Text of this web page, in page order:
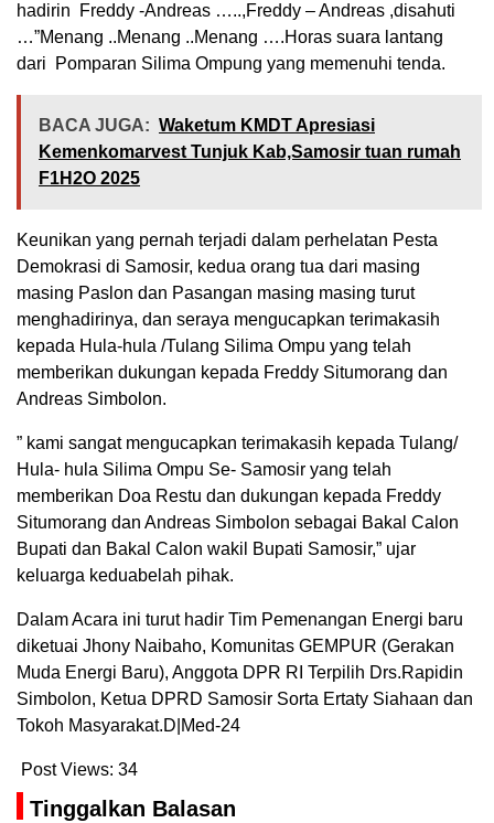
hadirin Freddy -Andreas …..,Freddy – Andreas ,disahuti
…”Menang ..Menang ..Menang ….Horas suara lantang
dari Pomparan Silima Ompung yang memenuhi tenda.
BACA JUGA: Waketum KMDT Apresiasi
Kemenkomarvest Tunjuk Kab,Samosir tuan rumah
F1H2O 2025
Keunikan yang pernah terjadi dalam perhelatan Pesta
Demokrasi di Samosir, kedua orang tua dari masing
masing Paslon dan Pasangan masing masing turut
menghadirinya, dan seraya mengucapkan terimakasih
kepada Hula-hula /Tulang Silima Ompu yang telah
memberikan dukungan kepada Freddy Situmorang dan
Andreas Simbolon.
” kami sangat mengucapkan terimakasih kepada Tulang/
Hula- hula Silima Ompu Se- Samosir yang telah
memberikan Doa Restu dan dukungan kepada Freddy
Situmorang dan Andreas Simbolon sebagai Bakal Calon
Bupati dan Bakal Calon wakil Bupati Samosir,” ujar
keluarga keduabelah pihak.
Dalam Acara ini turut hadir Tim Pemenangan Energi baru
diketuai Jhony Naibaho, Komunitas GEMPUR (Gerakan
Muda Energi Baru), Anggota DPR RI Terpilih Drs.Rapidin
Simbolon, Ketua DPRD Samosir Sorta Ertaty Siahaan dan
Tokoh Masyarakat.D|Med-24
Post Views: 34
Tinggalkan Balasan